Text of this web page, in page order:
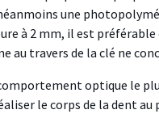
une
à 2 mm, il est
au travers de la clé ne
optique le
le corps de la dent